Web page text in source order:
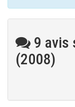
9 avis
(2008)